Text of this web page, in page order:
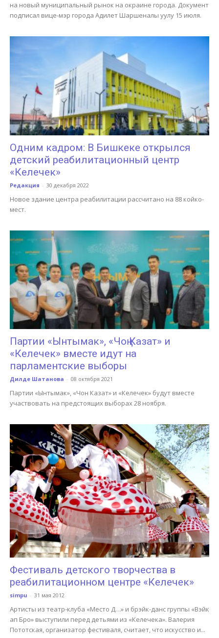
на новый муниципальный рынок на окраине города. Документ
подписал вице-мэр города Адилет Шаршеналы уулу 15 июля.
Одним кадром: В Бишкеке открылся
детский реабилитационный центр
«Келечек»
Редакция - 30 декабря 2022
Новое здание центра реабилитации рассчитано на 88 койко-
мест.
Партии «Ынтымак», «Чоң Казат» и
«Келечек» вместе идут на
парламентские выборы
Дилде Шатанова - 08 октября 2021
Партии «Ынтымак», «Чон Казат» и «Келечек» будут вместе
участвовать на предстоящих выборах 28 ноября.
Фестиваль детского творчества в
реабилитационном центре «Келечек»
simpu - 31 мая 2012
Артисты из театр-клуба «Место Д…» и брэйк-данс группы «Вэйк
ап Бро» выступили перед детьями из «Келечека». Валерия
Пототская, организатор фестиваля, считает, что искусство и...